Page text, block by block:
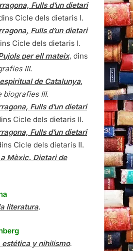
Fulls d’un dietari
Cicle dels dietaris I.
Fulls d’un dietari
Cicle dels dietaris I.
per ell mateix, dins
III.
de Catalunya,
biografies III.
Fulls d’un dietari
Cicle dels dietaris II.
Fulls d’un dietari
Cicle dels dietaris II.
Mèxic. Dietari de
literatura.
y nihilismo.